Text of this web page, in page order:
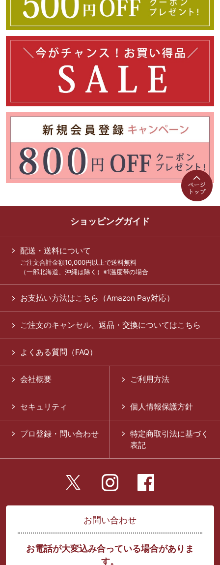
ショッピングガイド
配送・送料について
ご注文合計金額10,000円以上で送料無料
（一部北海道、沖縄は除く）※1温度帯の場合
お支払い方法はこちら（Amazon Pay対応）
ご注文のキャンセル、返品・交換についてはこちら
よくある質問（FAQ）
会社概要 ご利用方法
セキュリティ 個人情報保護方針
プロ登録・問い合わせ
特定商取引法に基づく
表記
お問い合わせ
お電話が大変込み合っている場合がありま
す。